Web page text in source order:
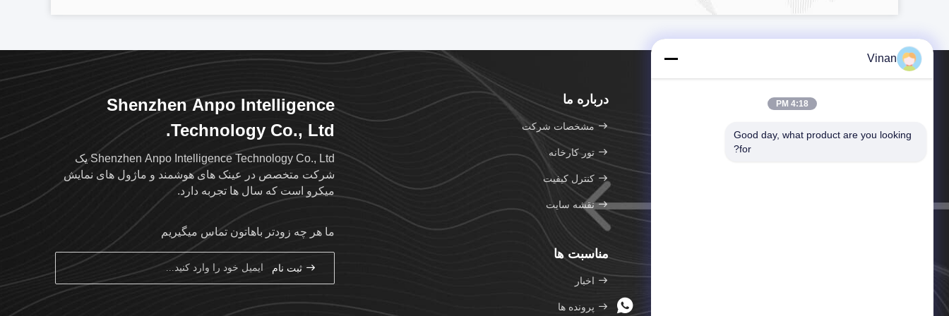
تلفن：86-15016998664
درباره ما
مشخصات شرکت
تور کارخانه
کنترل کیفیت
نقشه سایت
مناسبت ها
اخبار
پرونده ها
Shenzhen Anpo Intelligence
Technology Co., Ltd.
Shenzhen Anpo Intelligence Technology Co., Ltd یک
شرکت متخصص در عینک های هوشمند و ماژول های نمایش
میکرو است که سال ها تجربه دارد.
ما هر چه زودتر باهاتون تماس ميگيريم
ثبت نام
Vinan
4:18 PM
Good day, what product are you looking
for?